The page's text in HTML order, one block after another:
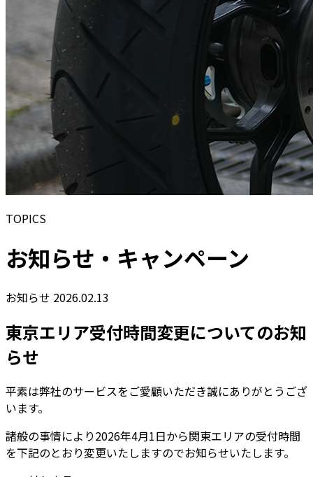
TOPICS
お知らせ・キャンペーン
お知らせ 2026.02.13
東京エリア受付時間変更についてのお知
らせ
平素は弊社のサービスをご愛顧いただき誠にありがとうござ
います。
諸般の事情により2026年4月1日から関東エリアの受付時間
を下記のとおり変更いたしますのでお知らせいたします。